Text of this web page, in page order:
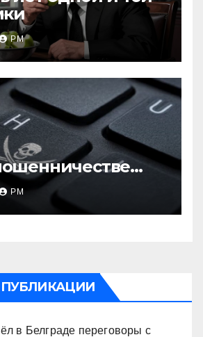
РМ
в содействие
РМ
в Белграде переговоры с